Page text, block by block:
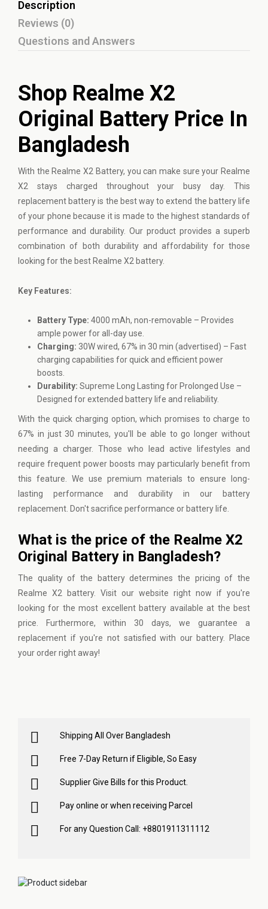
Description
Reviews (0)
Questions and Answers
Shop Realme X2
Original Battery Price In
Bangladesh
With theRealme X2 Battery, you can make sure your Realme
X2 stays charged throughout your busy day. This
replacement battery is the best way to extend the battery life
of your phone because it is made to the highest standards of
performance and durability. Our product provides a superb
combination of both durability and affordability for those
looking for the best Realme X2 battery.
Key Features:
Battery Type: 4000 mAh, non-removable – Provides
ample power for all-day use.
Charging: 30W wired, 67% in 30 min (advertised) – Fast
charging capabilities for quick and efficient power
boosts.
Durability: Supreme Long Lasting for Prolonged Use –
Designed for extended battery life and reliability.
With the quick charging option, which promises to charge to
67% in just 30 minutes, you'll be able to go longer without
needing a charger. Those who lead active lifestyles and
require frequent power boosts may particularly benefit from
this feature. We use premium materials to ensure long-
lasting performance and durability in our battery
replacement. Don't sacrifice performance or battery life.
What is the price of the Realme X2
Original Battery in Bangladesh?
The quality of the battery determines the pricing of the
Realme X2 battery. Visit our website right now if you're
looking for the most excellent battery available at the best
price. Furthermore, within 30 days, we guarantee a
replacement if you're not satisfied with our battery. Place
your order right away!
Shipping All Over Bangladesh
Free 7-Day Return if Eligible, So Easy
Supplier Give Bills for this Product.
Pay online or when receiving Parcel
For any Question Call: +8801911311112